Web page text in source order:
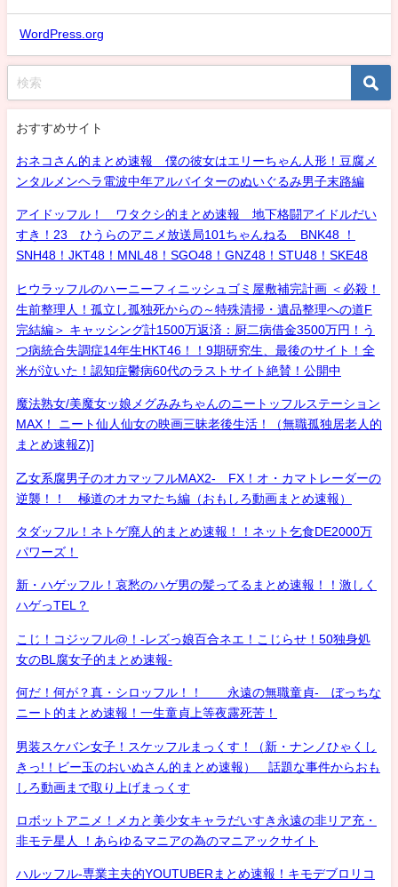
WordPress.org
おすすめサイト
おネコさん的まとめ速報 僕の彼女はエリーちゃん人形！豆腐メ
ンタルメンヘラ電波中年アルバイターのぬいぐるみ男子末路編
アイドッフル！ ワタクシ的まとめ速報 地下格闘アイドルだい
すき！23 ひうらのアニメ放送局101ちゃんねる BNK48 ！
SNH48！JKT48！MNL48！SGO48！GNZ48！STU48！SKE48
ヒウラッフルのハーニーフィニッシュゴミ屋敷補完計画 ＜必殺！
生前整理人！孤立し孤独死からの～特殊清掃・遺品整理への道F
完結編＞ キャッシング計1500万返済：厨二病借金3500万円！う
つ病統合失調症14年生HKT46！！9期研究生、最後のサイト！全
米が泣いた！認知症鬱病60代のラストサイト絶賛！公開中
魔法熟女/美魔女ッ娘メグみみちゃんのニートッフルステーション
MAX！ ニート仙人仙女の映画三昧老後生活！（無職孤独居老人的
まとめ速報Z)]
乙女系腐男子のオカマッフルMAX2- FX！オ・カマトレーダーの
逆襲！！ 極道のオカマたち編（おもしろ動画まとめ速報）
タダッフル！ネトゲ廃人的まとめ速報！！ネット乞食DE2000万
パワーズ！
新・ハゲッフル！哀愁のハゲ男の髪ってるまとめ速報！！激しく
ハゲっTEL？
こじ！コジッフル@！-レズっ娘百合ネエ！こじらせ！50独身処
女のBL腐女子的まとめ速報-
何だ！何が？真・シロッフル！！ 永遠の無職童貞- ぼっちな
ニート的まとめ速報！一生童貞上等夜露死苦！
男装スケバン女子！スケッフルまっくす！（新・ナンノひゃくし
きっ!！ビー玉のおいぬさん的まとめ速報） 話題な事件からおも
しろ動画まで取り上げまっくす
ロボットアニメ！メカと美少女キャラだいすき永遠の非リア充・
非モテ星人 ！あらゆるマニアの為のマニアックサイト
ハルッフル-専業主夫的YOUTUBERまとめ速報！キモデブロリコ